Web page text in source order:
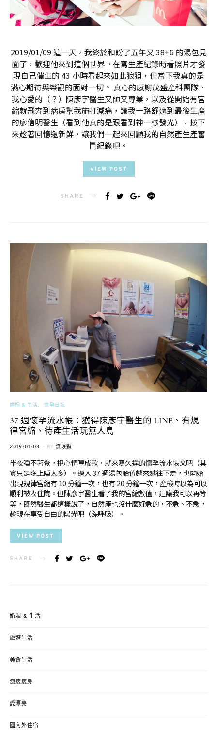
2019/01/09 這一天，我終於和盼了五年又 38+6 的湯包見
面了，歡迎他來到這個世界。在寫生產紀錄時看照片才發
現自己催生的 43 小時看起來如此狼狽，但當下我真的是
滿心期待與樂觀的面對一切。 真心的感謝茂盛產科團隊、
我心愛的（？）陳彥宇醫生又帥又專業，以及從開始有宮
縮就飛奔到病房幫我施打減痛，讓我一路舒適到最後生產
的廖信明醫生（看到他真的是跟看到神一樣發光），接下
來趁著回憶還新鮮，讓我們一起來回顧我的自然產生產奮
鬥紀錄吧。
VIEW POST
SHARE
婚姻 & 生活 懷孕日誌
37 週懷孕流水帳：獲得陳彥宇醫生的 LINE、有規
律宮縮、待產生活玩無人島
POSTED
2019-01-03 BY 流氓顆
半夜睡不著覺，把心情哼成歌，就來寫久違的懷孕流水帳文吧（其
實只是晚上睡太多）。邁入 37 週湯包胎位越來越往下走，也開始
出現規律宮縮有 10 分鐘一次，也有 20 分鐘一次，產檢時以為可以
順利被收住院。但陳彥宇醫生看了我的宮縮數值，建議我可以再等
等，既然醫生都這樣說了，自然產也沒什麼好急的，不急、不急，
趁現在享受自由的陽光吧（深呼吸）。
VIEW POST
SHARE
婚姻 & 生活
旅遊生活
美食生活
瘦瘦瘦身
愛漂亮
國內外住宿